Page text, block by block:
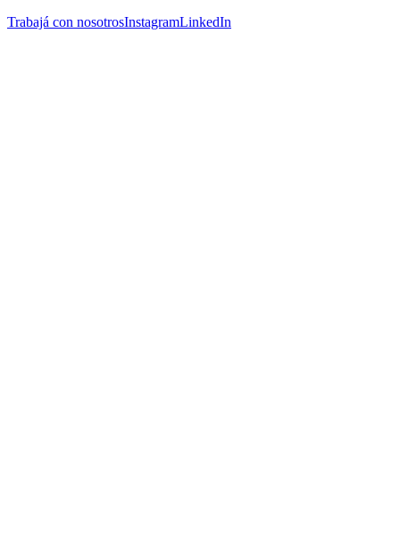
Trabajá con nosotrosInstagramLinkedIn